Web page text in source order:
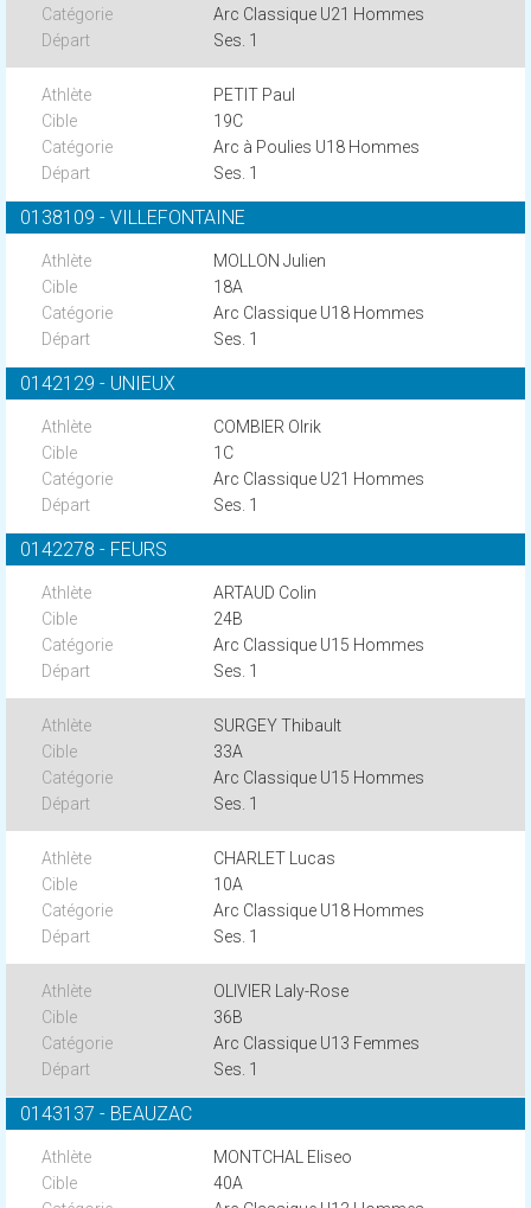
Arc Classique U21 Hommes
Ses. 1
PETIT Paul
19C
Arc à Poulies U18 Hommes
Ses. 1
0138109 - VILLEFONTAINE
MOLLON Julien
18A
Arc Classique U18 Hommes
Ses. 1
0142129 - UNIEUX
COMBIER Olrik
1C
Arc Classique U21 Hommes
Ses. 1
0142278 - FEURS
ARTAUD Colin
24B
Arc Classique U15 Hommes
Ses. 1
SURGEY Thibault
33A
Arc Classique U15 Hommes
Ses. 1
CHARLET Lucas
10A
Arc Classique U18 Hommes
Ses. 1
OLIVIER Laly-Rose
36B
Arc Classique U13 Femmes
Ses. 1
0143137 - BEAUZAC
MONTCHAL Eliseo
40A